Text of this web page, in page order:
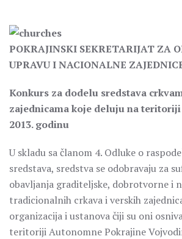
POKRAJINSKI SEKRETARIJAT ZA
UPRAVU I NACIONALNE
Konkurs za dodelu sredstava
zajednicama koje deluju nateritoriji
2013. godinu
U skladu sa članom 4. Odluke o
sredstava, sredstva se odobravaju za
obavljanja graditeljske, dobrotvorne i
tradicionalnih crkava i verskih
organizacija i ustanova čiji su oni
teritoriji Autonomne Pokrajine